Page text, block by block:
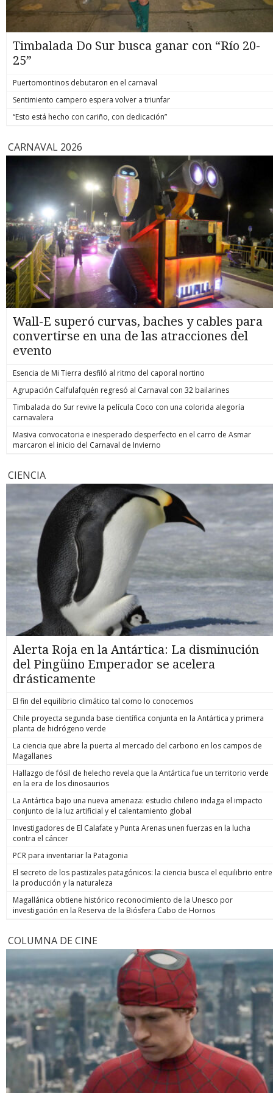
Timbalada Do Sur busca ganar con “Río 20-
25”
Puertomontinos debutaron en el carnaval
Sentimiento campero espera volver a triunfar
“Esto está hecho con cariño, con dedicación”
CARNAVAL 2026
Wall-E superó curvas, baches y cables para
convertirse en una de las atracciones del
evento
Esencia de Mi Tierra desfiló al ritmo del caporal nortino
Agrupación Calfulafquén regresó al Carnaval con 32 bailarines
Timbalada do Sur revive la película Coco con una colorida alegoría
carnavalera
Masiva convocatoria e inesperado desperfecto en el carro de Asmar
marcaron el inicio del Carnaval de Invierno
CIENCIA
Alerta Roja en la Antártica: La disminución
del Pingüino Emperador se acelera
drásticamente
El fin del equilibrio climático tal como lo conocemos
Chile proyecta segunda base científica conjunta en la Antártica y primera
planta de hidrógeno verde
La ciencia que abre la puerta al mercado del carbono en los campos de
Magallanes
Hallazgo de fósil de helecho revela que la Antártica fue un territorio verde
en la era de los dinosaurios
La Antártica bajo una nueva amenaza: estudio chileno indaga el impacto
conjunto de la luz artificial y el calentamiento global
Investigadores de El Calafate y Punta Arenas unen fuerzas en la lucha
contra el cáncer
PCR para inventariar la Patagonia
El secreto de los pastizales patagónicos: la ciencia busca el equilibrio entre
la producción y la naturaleza
Magallánica obtiene histórico reconocimiento de la Unesco por
investigación en la Reserva de la Biósfera Cabo de Hornos
COLUMNA DE CINE